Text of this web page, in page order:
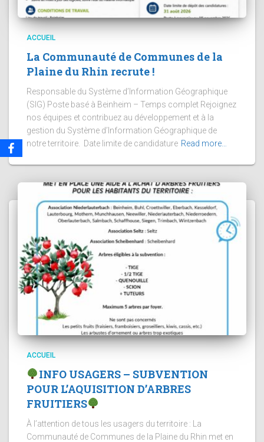
ACCUEIL
La Communauté de Communes de la
Plaine du Rhin recrute !
Responsable du Système d’Information Géographique
(SIG) Poste basé à Beinheim – Temps complet Rejoignez
nos équipes et contribuez au développement et à la
gestion du Système d’Information Géographique de
notre territoire. Date limite de candidature Read more…
ACCUEIL
INFO USAGERS – SUBVENTION
POUR L’AQUISITION D’ARBRES
FRUITIERS
À l’attention de tous les usagers du territoire : La
Communauté de Communes de la Plaine du Rhin met en